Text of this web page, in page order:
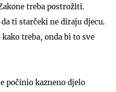
treba postrožiti.
ti starčeki ne diraju djecu.
treba, onda bi to sve
počinio kazneno djelo